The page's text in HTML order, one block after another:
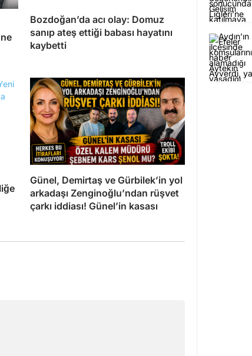
Bozdoğan’da acı olay: Domuz
sanıp ateş ettiği babası hayatını
kaybetti
Günel, Demirtaş ve Gürbilek’in yol
arkadaşı Zenginoğlu’ndan rüşvet
çarkı iddiası! Günel’in kasası